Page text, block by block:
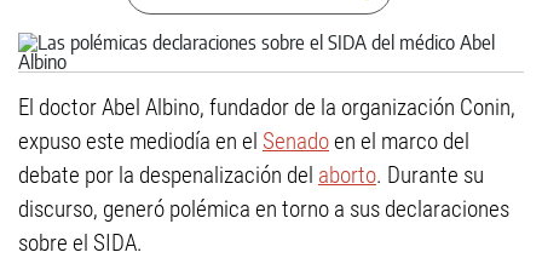
El doctor Abel Albino, fundador de la organización Conin,
expuso este mediodía en el Senadoen el marco del
debate por la despenalización del aborto. Durante su
discurso, generó polémica en torno a sus declaraciones
sobre el SIDA.